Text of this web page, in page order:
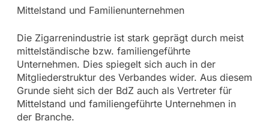
Mittelstand und Familienunternehmen
Die Zigarrenindustrie ist stark geprägt durch meist
mittelständische bzw. familiengeführte
Unternehmen. Dies spiegelt sich auch in der
Mitgliederstruktur des Verbandes wider. Aus diesem
Grunde sieht sich der BdZ auch als Vertreter für
Mittelstand und familiengeführte Unternehmen in
der Branche.